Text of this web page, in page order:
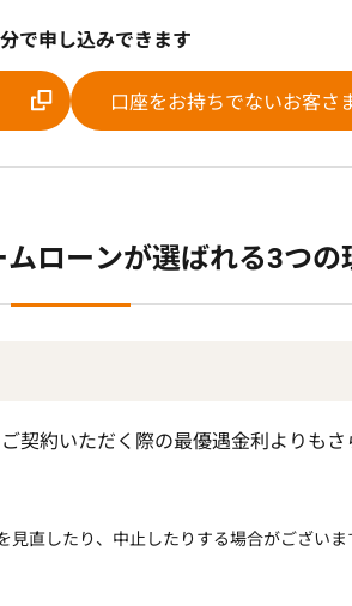
で申し込みできます
口座をお持ちでないお客さ
ローンが選ばれる3つの
契約いただく際の最優遇金利よりも
見直したり、中止したりする場合がござい